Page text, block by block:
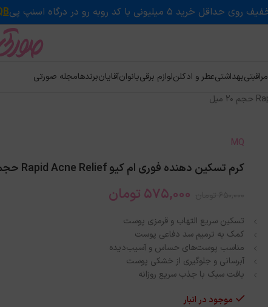
مراقبتیبهداشتیعطر و ادکلنلوازم برقیبانوانآقایانبرندهامجله صورتی
MQ
کرم تسکین دهنده فوری ام کیو Rapid Acne Relief حجم ۲۰ میل
575,000 تومان
تسکین سریع التهاب و قرمزی پوست
کمک به ترمیم سد دفاعی پوست
مناسب پوست‌های حساس و آسیب‌دیده
آبرسانی و جلوگیری از خشکی پوست
بافت سبک با جذب سریع روزانه
موجود در انبار